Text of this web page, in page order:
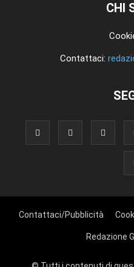
CHI
Contattaci:
Contattaci/Pubblicità
Redazione